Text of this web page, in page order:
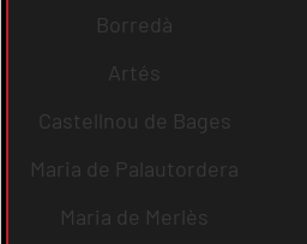
Borredà
Artés
Castellnou de Bages
Maria de Palautordera
Maria de Merlès